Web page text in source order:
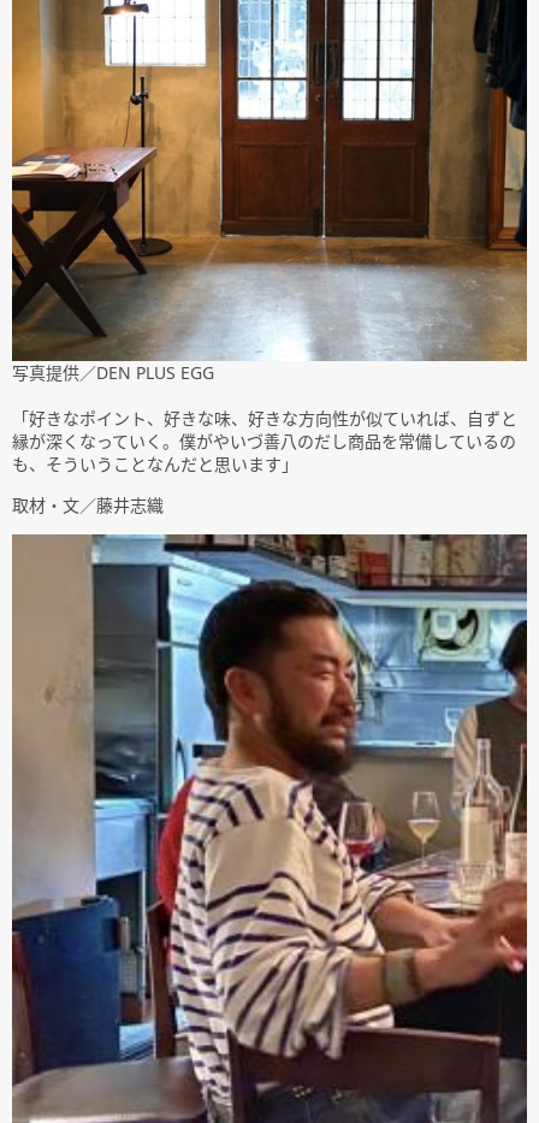
写真提供／DEN PLUS EGG
「好きなポイント、好きな味、好きな方向性が似ていれば、自ずと
縁が深くなっていく。僕がやいづ善八のだし商品を常備しているの
も、そういうことなんだと思います」
取材・文／藤井志織